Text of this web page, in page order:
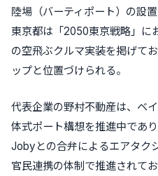
陸場（バーティポート）の設
東京都は「2050東京戦略」に
の空飛ぶクルマ実装を掲げて
ップと位置づけられる。
代表企業の野村不動産は、ベ
体式ポート構想を推進中であ
Jobyとの合弁によるエアタク
官民連携の体制で推進されて